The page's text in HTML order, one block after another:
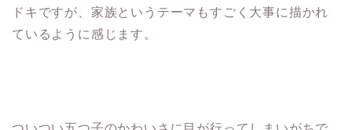
ドキですが、家族というテーマもすごく大事に描かれ
ているように感じます。